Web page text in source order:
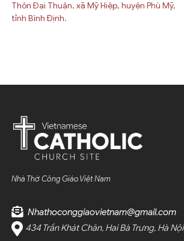
Thôn Đại Thuận, xã Mỹ Hiệp, huyện Phù Mỹ,
tỉnh Bình Định.
Nhà Thờ Công Giáo Việt Nam
Nhathoconggiaovietnam@gmail.com
434 Trần Khát Chân, Hai Bà Trưng, Hà Nội